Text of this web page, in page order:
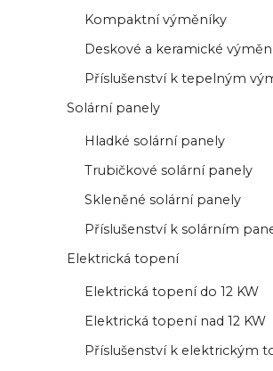
Kompaktní výměníky
Deskové a keramické
Příslušenství k tepelným
Solární panely
Hladké solární panely
Trubičkové solární panely
Skleněné solární panely
Příslušenství k solárním
Elektrická topení
Elektrická topení do 12 KW
Elektrická topení nad 12 KW
Příslušenství k elektrickým